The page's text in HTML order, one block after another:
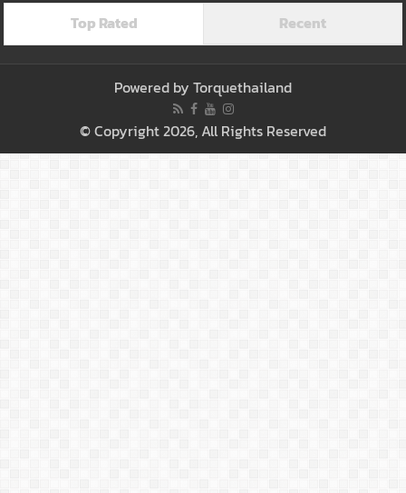
Top Rated
Recent
Powered by Torquethailand
© Copyright 2026, All Rights Reserved